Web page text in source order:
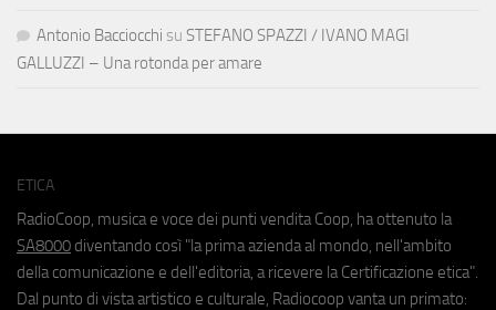
Antonio Bacciocchi su STEFANO SPAZZI / IVANO MAGI
GALLUZZI – Una rotonda per amare
ETICA
RadioCoop, musica e voce dei punti vendita Coop, ha ottenuto la
SA8000 diventando così "la prima azienda al mondo, nell'ambito
della comunicazione e dell'editoria, a ricevere la Certificazione etica".
Dal punto di vista artistico e culturale, Radiocoop vanta un primato: